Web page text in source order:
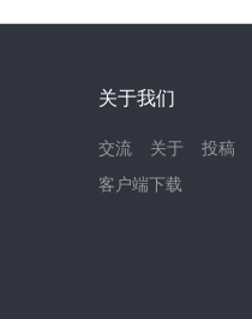
关于我们
交流 关于
投稿
客户端下载